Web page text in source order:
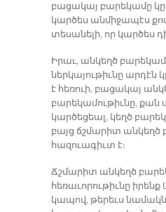
բացակայ բարեկամը կը
կարծես անմիջապէս
տեսանելի, որ կարծես
Իրաւ, անկեղծ
ներկայութիւնը արդէն
է հեռուի, բացակայ
բարեկամութիւնը, քան
կարծեցեալ, կեղծ
բայց ճշմարիտ անկեղծ
հազուագիւտ է։
Ճշմարիտ անկեղծ
հեռաւորութիւնը իրենք
կապով, թերեւս